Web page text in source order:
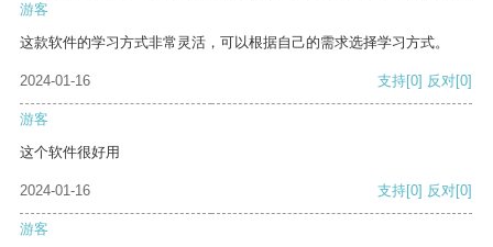
游客
这款软件的学习方式非常灵活，可以根据自己的需求选择学习方式。
2024-01-16 支持[0] 反对[0]
游客
这个软件很好用
2024-01-16 支持[0] 反对[0]
游客